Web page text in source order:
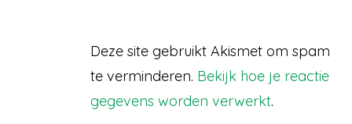
Deze site gebruikt Akismet om spam
te verminderen. Bekijk hoe je reactie
gegevens worden verwerkt.